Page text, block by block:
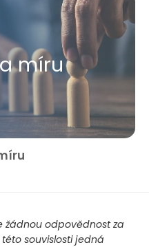
míru
žádnou odpovědnost za
souvislosti jedná